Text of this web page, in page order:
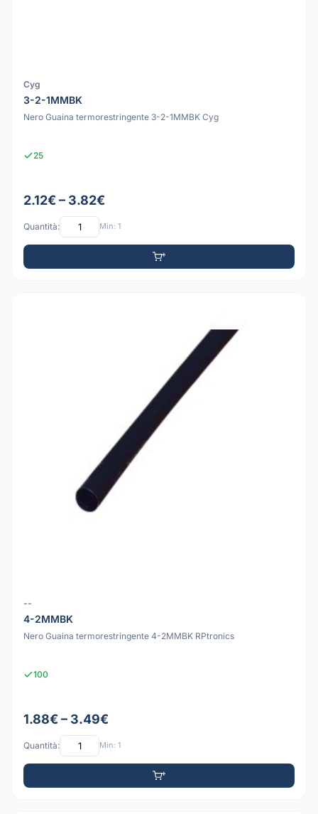
Cyg
3-2-1MMBK
Nero Guaina termorestringente 3-2-1MMBK Cyg
25
2.12€ – 3.82€
Quantità: Min: 1
--
4-2MMBK
Nero Guaina termorestringente 4-2MMBK RPtronics
100
1.88€ – 3.49€
Quantità: Min: 1